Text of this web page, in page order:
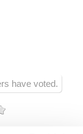
have voted.